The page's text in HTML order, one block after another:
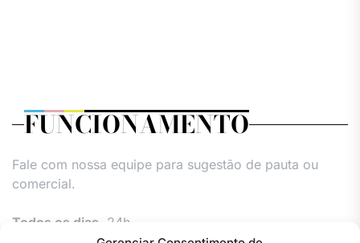
FUNCIONAMENTO
Fale com nossa equipe para sugestão de pauta ou
comercial.
Todos os dias, 24h.